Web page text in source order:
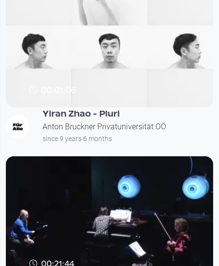
00:01:06
Yiran Zhao - Pluri
Anton Bruckner Privatuniversität OÖ
since 9 years 6 months
00:21:44